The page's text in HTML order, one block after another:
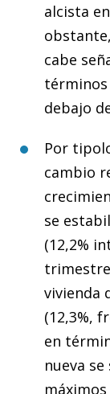
alcista
cabe
términos
debajo
Por
cambio
se
(12,2%
vivienda
(12,3%,
en
nueva